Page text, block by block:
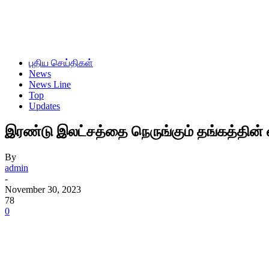
புதிய செய்திகள்
News
News Line
Top
Updates
இரண்டு இலட்சத்தை நெருங்கும் தங்கத்தின்
By
admin
-
November 30, 2023
78
0